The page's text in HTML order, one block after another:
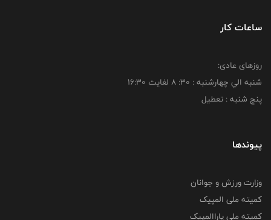
ساعات کار
روزهای عادی:
شنبه الي چهارشنبه : 30: 8 لغايت 16:30
پنج شنبه : تعطیل
پیوندها
وزارت ورزش و جوانان
کمیته ملی المپیک
کمیته ملی پاراالمپیک